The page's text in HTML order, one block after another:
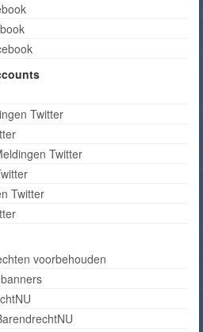
Twitter
Twitter
Twitter
voorbehouden